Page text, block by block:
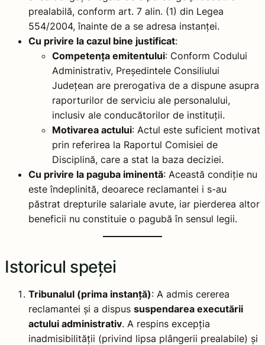
prealabilă, conform art. 7 alin. (1) din Legea
554/2004, înainte de a se adresa instanței.
Cu privire la cazul bine justificat:
Competența emitentului: Conform Codului
Administrativ, Președintele Consiliului
Județean are prerogativa de a dispune asupra
raporturilor de serviciu ale personalului,
inclusiv ale conducătorilor de instituții.
Motivarea actului: Actul este suficient motivat
prin referirea la Raportul Comisiei de
Disciplină, care a stat la baza deciziei.
Cu privire la paguba iminentă: Această condiție nu
este îndeplinită, deoarece reclamantei i s-au
păstrat drepturile salariale avute, iar pierderea altor
beneficii nu constituie o pagubă în sensul legii.
Istoricul speței
Tribunalul (prima instanță): A admis cererea
reclamantei și a dispus suspendarea executării
actului administrativ. A respins excepția
inadmisibilității (privind lipsa plângerii prealabile) și